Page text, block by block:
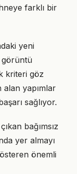
farklı bir
yeni
görüntü
kriteri göz
yapımlar
sağlıyor.
bağımsız
yer almayı
önemli